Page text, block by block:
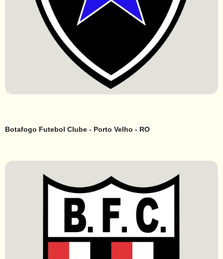
Botafogo Futebol Clube - Porto Velho - RO